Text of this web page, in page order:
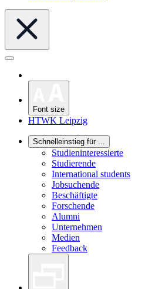
Font size
HTWK Leipzig
Schnelleinstieg für ...
Studieninteressierte
Studierende
International students
Jobsuchende
Beschäftigte
Forschende
Alumni
Unternehmen
Medien
Feedback